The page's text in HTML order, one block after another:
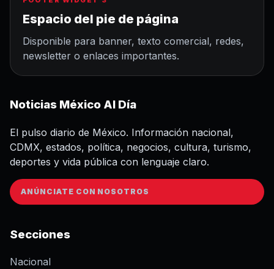
Espacio del pie de página
Disponible para banner, texto comercial, redes,
newsletter o enlaces importantes.
Noticias México Al Día
El pulso diario de México. Información nacional,
CDMX, estados, política, negocios, cultura, turismo,
deportes y vida pública con lenguaje claro.
ANÚNCIATE CON NOSOTROS
Secciones
Nacional